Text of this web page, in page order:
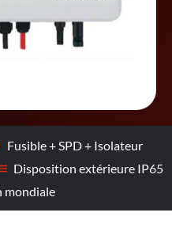
Fusible + SPD + Isolateur
Disposition extérieure IP65
mondiale